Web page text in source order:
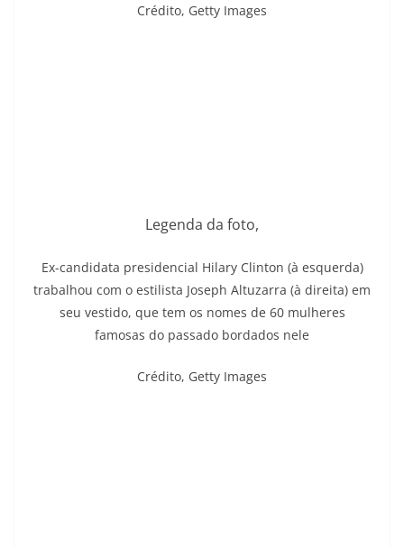
Crédito, Getty Images
Legenda da foto,
Ex-candidata presidencial Hilary Clinton (à esquerda)
trabalhou com o estilista Joseph Altuzarra (à direita) em
seu vestido, que tem os nomes de 60 mulheres
famosas do passado bordados nele
Crédito, Getty Images